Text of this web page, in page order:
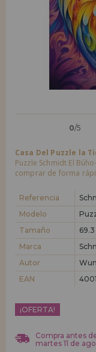
955
Quiero registrarme
nuevo
Al crear una cuenta en
rápidamente en
y consultar tus
¡Adelante! Te
nuevo
¿Eres Profesional o
condiciones de ventas
¡Adelante! Te
0/5
Casa Del Puzzle la
Puzzle Schmidt El
comprar de forma
Referencia
Modelo
Tamaño
Marca
Autor
EAN
¡OFERTA!
Compra antes
martes 11 de